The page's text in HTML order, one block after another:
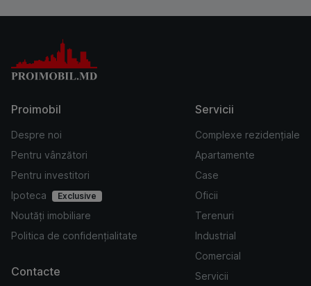
Proimobil
Despre noi
Pentru vânzători
Pentru investitori
Ipoteca
Exclusive
Noutăți imobiliare
Politica de confidențialitate
Servicii
Complexe rezidențiale
Apartamente
Case
Oficii
Terenuri
Industrial
Comercial
Servicii
Contacte